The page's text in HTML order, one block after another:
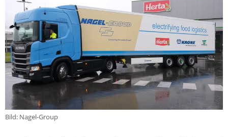
Bild: Nagel-Group